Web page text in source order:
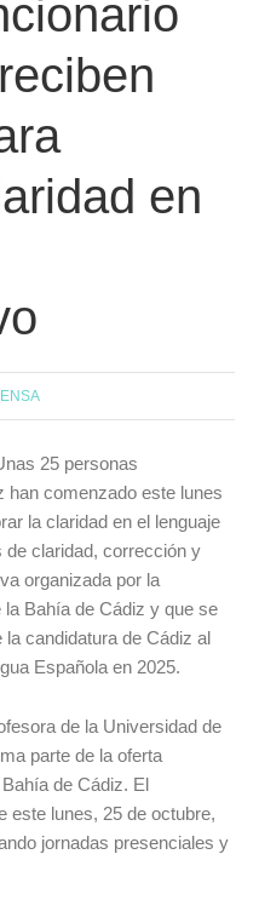
en
25 personas
han comenzado este lunes
la claridad en el lenguaje
claridad, corrección y
organizada por la
Bahía de Cádiz y que se
candidatura de Cádiz al
Española en 2025.
de la Universidad de
parte de la oferta
de Cádiz. El
este lunes, 25 de octubre,
jornadas presenciales y